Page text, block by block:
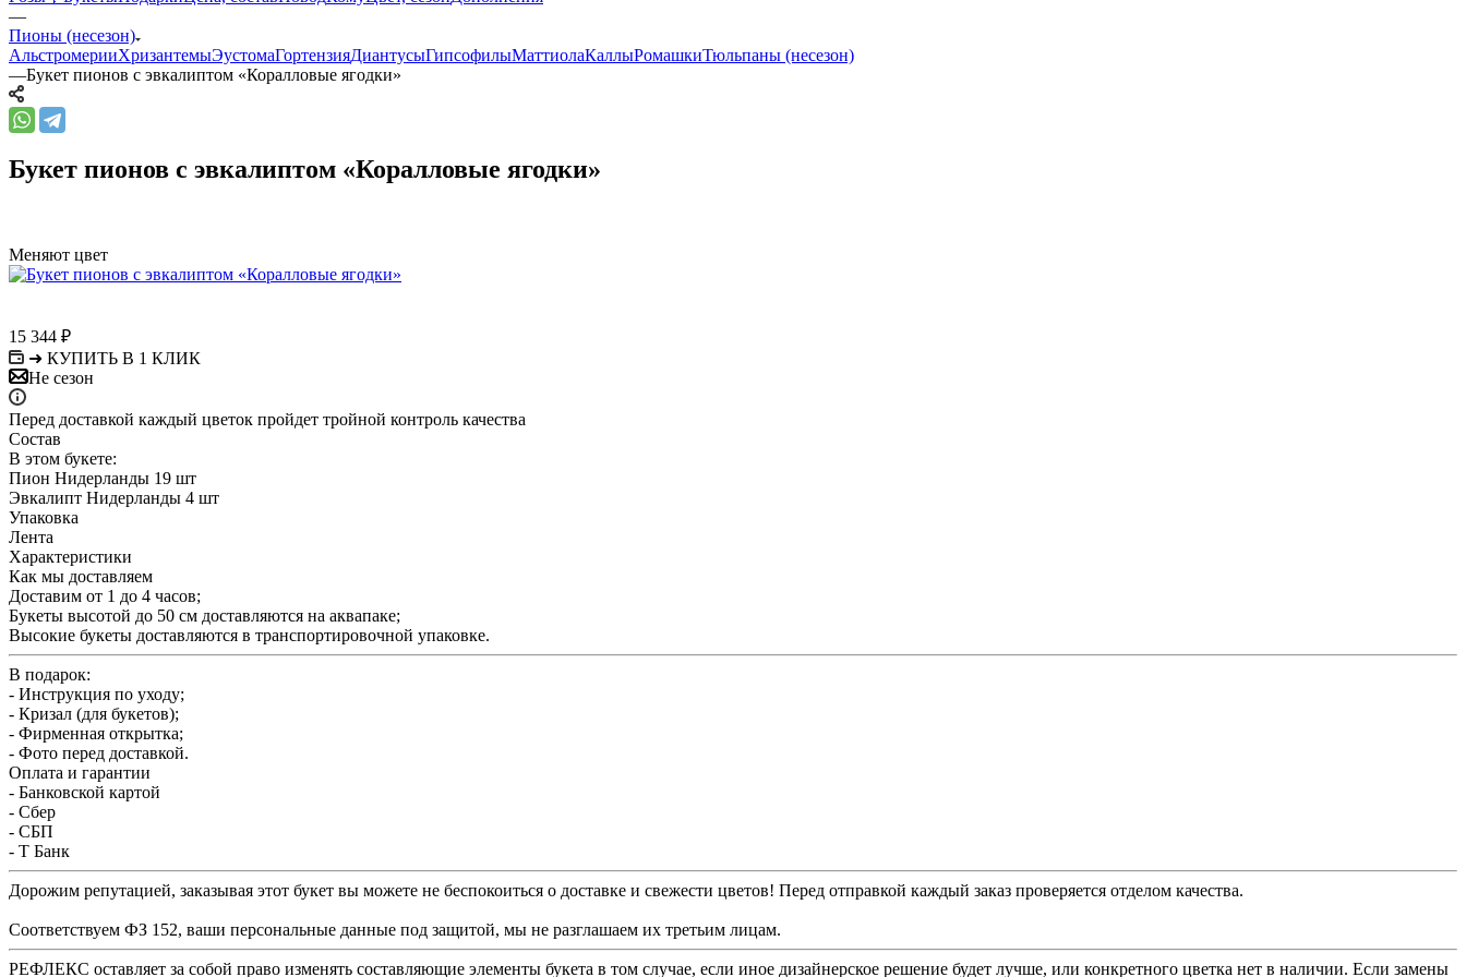
—
Пионы (несезон)
АльстромерииХризантемыЭустомаГортензияДиантусыГипсофилыМаттиолаКаллыРомашкиТюльпаны (несезон)
—Букет пионов с эвкалиптом «Коралловые ягодки»
Букет пионов с эвкалиптом «Коралловые ягодки»
Меняют цвет
15 344 ₽
➜ КУПИТЬ В 1 КЛИК
Не сезон
Перед доставкой каждый цветок пройдет тройной контроль качества
Состав
В этом букете:
Пион Нидерланды 19 шт
Эвкалипт Нидерланды 4 шт
Упаковка
Лента
Характеристики
Как мы доставляем
Доставим от 1 до 4 часов;
Букеты высотой до 50 см доставляются на аквапаке;
Высокие букеты доставляются в транспортировочной упаковке.
В подарок:
- Инструкция по уходу;
- Кризал (для букетов);
- Фирменная открытка;
- Фото перед доставкой.
Оплата и гарантии
- Банковской картой
- Сбер
- СБП
- Т Банк
Дорожим репутацией, заказывая этот букет вы можете не беспокоиться о доставке и свежести цветов! Перед отправкой каждый заказ проверяется отделом качества.
Соответствуем ФЗ 152, ваши персональные данные под защитой, мы не разглашаем их третьим лицам.
РЕФЛЕКС оставляет за собой право изменять составляющие элементы букета в том случае, если иное дизайнерское решение будет лучше, или конкретного цветка нет в наличии. Если замены